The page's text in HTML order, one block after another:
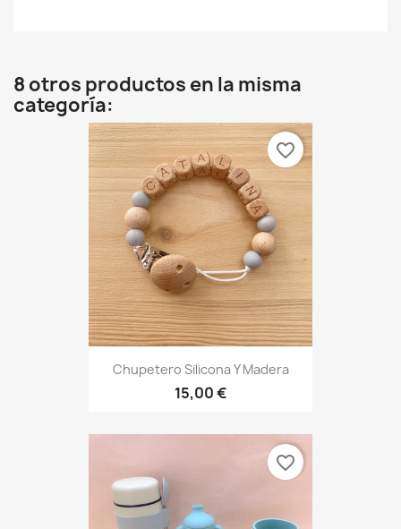
8 otros productos en la misma
categoría:
Chupetero Silicona Y Madera
15,00 €
favorite_border
favorite_border